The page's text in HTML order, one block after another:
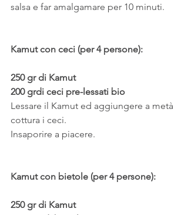
salsa e far amalgamare per 10 minuti.
Kamut con ceci (per 4 persone):
250 gr di Kamut
200 grdi ceci pre-lessati bio
Lessare il Kamut ed aggiungere a metà
cottura i ceci.
Insaporire a piacere.
Kamut con bietole (per 4 persone):
250 gr di Kamut